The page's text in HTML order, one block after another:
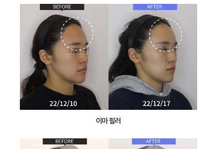
이마 필러